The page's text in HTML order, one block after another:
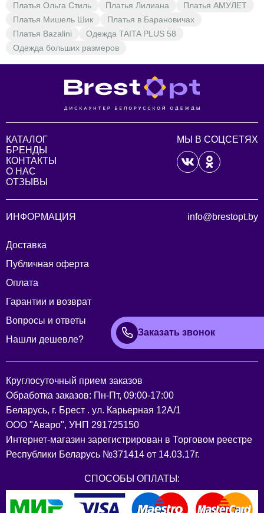
Платья Ольга Стиль
Платья Лилиана
Платья АМУЛЕТ
Платья Мишель Шик
Платья в Барановичах
Платья Bazalini
Одежда TAITA PLUS 58
Одежда больших размеров
КАТАЛОГ
БРЕНДЫ
КОНТАКТЫ
О НАС
ОТЗЫВЫ
МЫ В СОЦСЕТЯХ
ИНФОРМАЦИЯ
Доставка
Публичная оферта
Оплата
Гарантии и возврат
Вопросы и ответы
Нашли дешевле?
info@brestopt.by
Заказать звонок
Круглосуточный прием заказов
Обработка заказов: Пн-Пт, 09:00-17:00
Беларусь, г. Брест . ул. Карьерная 12А/1
ООО "Аваро", УНП 291725150
Интернет-магазин зарегистрирован в Торговом реестре
Республики Беларусь №371414 от 14.03.17г.
СПОСОБЫ ОПЛАТЫ: